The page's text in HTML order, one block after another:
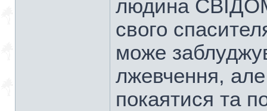
людина
свого
може
лжевчення,
покаятися та